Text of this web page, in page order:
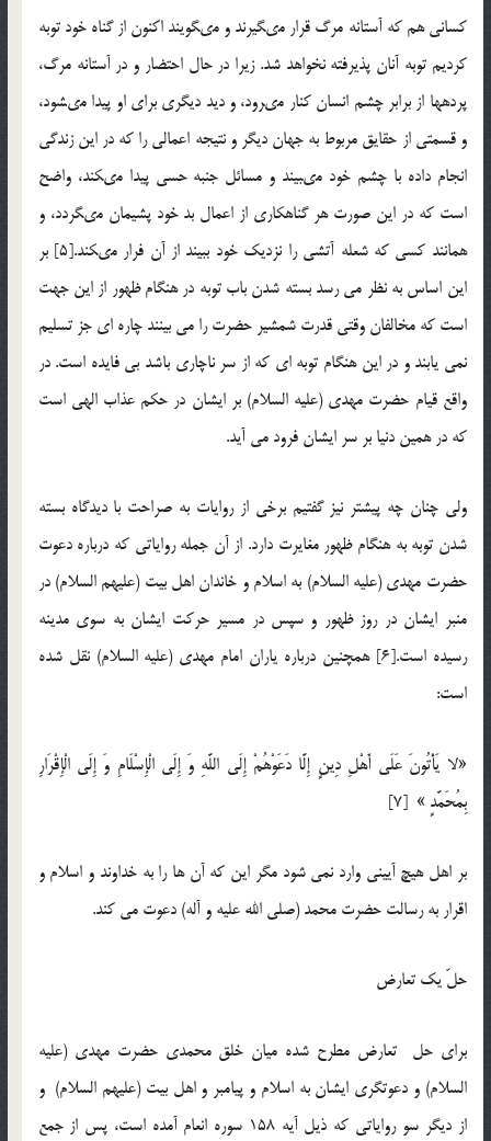
كسانى هم كه آستانه مرگ قرار مى‏گیرند و مى‏گویند اكنون از گناه خود توبه
كردیم توبه آنان پذیرفته نخواهد شد. زیرا در حال احتضار و در آستانه مرگ،
پرده‏ها از برابر چشم انسان كنار مى‏رود، و دید دیگرى براى او پیدا مى‏شود،
و قسمتى از حقایق مربوط به جهان دیگر و نتیجه اعمالى را كه در این زندگى
انجام داده با چشم خود مى‏بیند و مسائل جنبه حسى پیدا مى‏كند، واضح
است كه در این صورت هر گناهكارى از اعمال بد خود پشیمان مى‏گردد، و
همانند كسى كه شعله آتشى را نزدیك خود ببیند از آن فرار مى‏كند.[5] بر
این اساس به نظر می رسد بسته شدن باب توبه در هنگام ظهور از این جهت
است که مخالفان وقتی قدرت شمشیر حضرت را می بینند چاره ای جز تسلیم
نمی یابند و در این هنگام توبه ای که از سر ناچاری باشد بی فایده است. در
واقع قیام حضرت مهدی (علیه السلام) بر ایشان در حکم عذاب الهی است
که در همین دنیا بر سر ایشان فرود می آید.
ولی چنان چه پیشتر نیز گفتیم برخی از روایات به صراحت با دیدگاه بسته
شدن توبه به هنگام ظهور مغایرت دارد. از آن جمله روایاتی که درباره دعوت
حضرت مهدی (علیه السلام) به اسلام و خاندان اهل بیت (علیهم السلام) در
منبر ایشان در روز ظهور و سپس در مسیر حرکت ایشان به سوی مدینه
رسیده است.[6] همچنین درباره یاران امام مهدی (علیه السلام) نقل شده
است:
«لا یَأْتُونَ عَلَى أَهْلِ دِینٍ إِلَّا دَعَوْهُمْ إِلَى اللَّهِ وَ إِلَى الْإِسْلَامِ وَ إِلَى الْإِقْرَارِ
بِمُحَمَّدٍ »‏ [7]
بر اهل هیچ آیینی وارد نمی شود مگر این که آن ها را به خداوند و اسلام و
اقرار به رسالت حضرت محمد (صلی الله علیه و آله) دعوت می کند.
حلّ یک تعارض
برای حل تعارض مطرح شده میان خلق محمدی حضرت مهدی (علیه
السلام) و دعوتگری ایشان به اسلام و پیامبر و اهل بیت (علیهم السلام) و
از دیگر سو روایاتی که ذیل آیه 158 سوره انعام آمده است، پس از جمع